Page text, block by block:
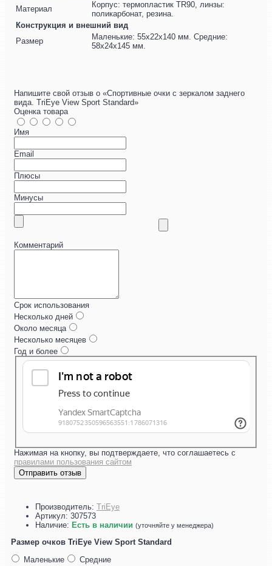
Материал
Корпус: термопластик TR90, линзы:
поликарбонат, резина.
Конструкция и внешний вид
Размер
Маленькие: 55х22х140 мм. Средние:
58х24х145 мм.
Напишите свой отзыв о «Спортивные очки с зеркалом заднего
вида. TriEye View Sport Standard»
Оценка товара
Имя
Email
Плюсы
Минусы
Комментарий
Срок использования
Несколько дней
Около месяца
Несколько месяцев
Год и более
Нажимая на кнопку, вы подтверждаете, что соглашаетесь с
правилами пользования сайтом
Отправить отзыв
Производитель: TriEye
Артикул: 307573
Наличие: Есть в наличии (уточняйте у менеджера)
Размер очков TriEye View Sport Standard
Маленькие
Средние